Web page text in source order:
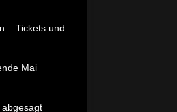
– Tickets und
Mai